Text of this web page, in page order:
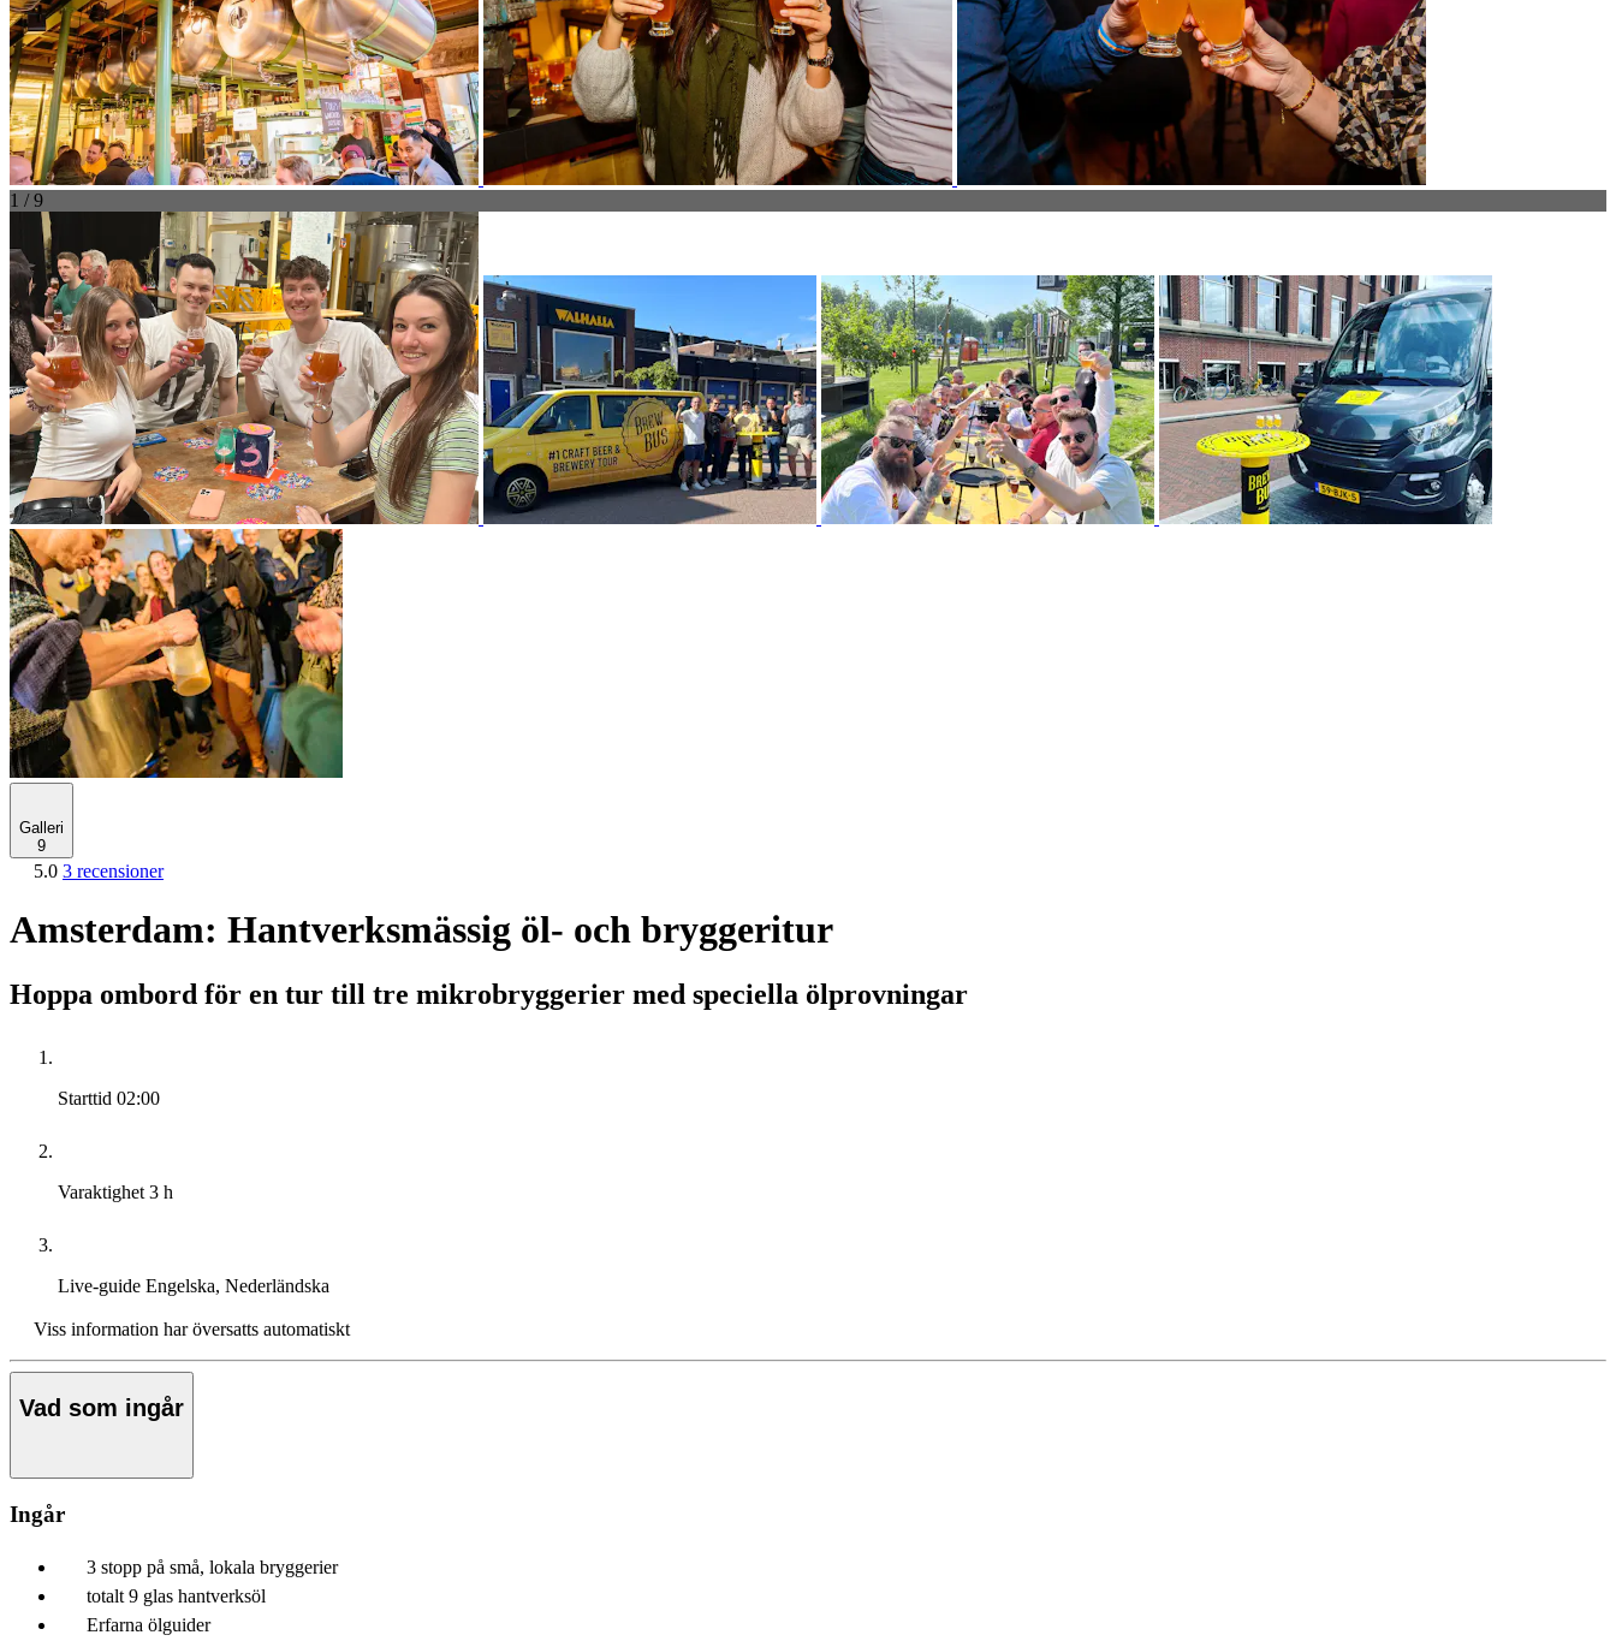
1 / 9
Galleri
9
5.0 3 recensioner
Amsterdam: Hantverksmässig öl- och bryggeritur
Hoppa ombord för en tur till tre mikrobryggerier med speciella ölprovningar
Starttid 02:00
Varaktighet 3 h
Live-guide Engelska, Nederländska
Viss information har översatts automatiskt
Vad som ingår
Ingår
3 stopp på små, lokala bryggerier
totalt 9 glas hantverksöl
Erfarna ölguider